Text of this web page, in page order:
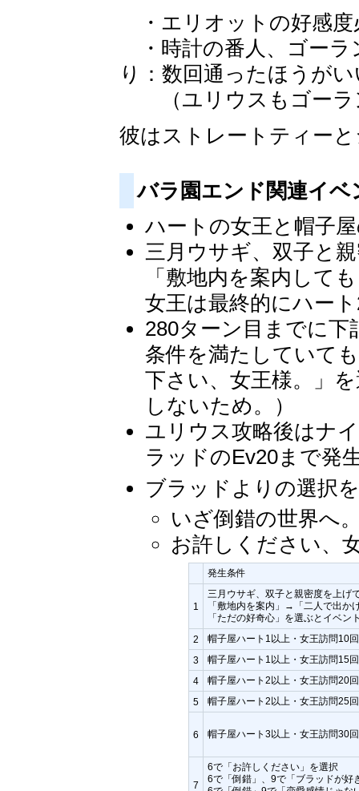
・エリオットの好感度
・時計の番人、ゴーラ
り：数回通ったほうが
（ユリウスもゴーラ
彼はストレートティー
バラ園エンド関連イ
ハートの女王と帽子
三月ウサギ、双子と
「敷地内を案内して
女王は最終的にハー
280ターン目までに
条件を満たしていて
下さい、女王様。」
しないため。）
ユリウス攻略後はナ
ラッドのEv20まで発
ブラッドよりの選択
いざ倒錯の世界へ
お許しください、
発生条件
1
三月ウサギ、双子と親密度を上げ
「敷地内を案内」→「二人で出
「ただの好奇心」を選ぶとイベン
2 帽子屋ハート1以上・女王訪問10
3 帽子屋ハート1以上・女王訪問15
4 帽子屋ハート2以上・女王訪問20
5 帽子屋ハート2以上・女王訪問25
6 帽子屋ハート3以上・女王訪問30回
7
6で「お許しください」を選択
6で「倒錯」、9で「ブラッドが好